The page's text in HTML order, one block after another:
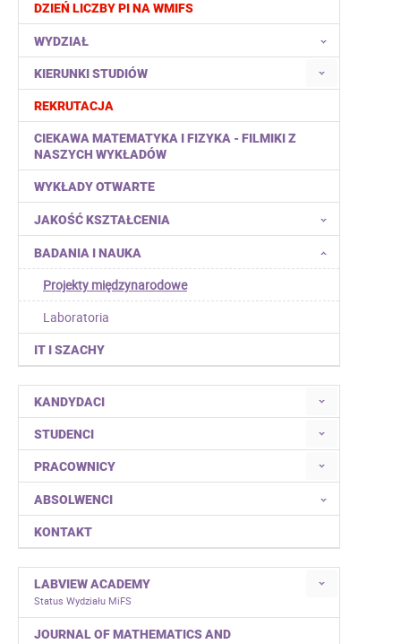
DZIEŃ LICZBY PI NA WMIFS
WYDZIAŁ
KIERUNKI STUDIÓW
REKRUTACJA
CIEKAWA MATEMATYKA I FIZYKA - FILMIKI Z
NASZYCH WYKŁADÓW
WYKŁADY OTWARTE
JAKOŚĆ KSZTAŁCENIA
BADANIA I NAUKA
Projekty międzynarodowe
Laboratoria
IT I SZACHY
KANDYDACI
STUDENCI
PRACOWNICY
ABSOLWENCI
KONTAKT
LABVIEW ACADEMY
Status Wydziału MiFS
JOURNAL OF MATHEMATICS AND